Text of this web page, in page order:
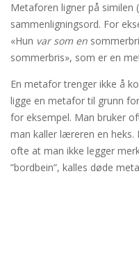
Metaforen ligner på similen
sammenligningsord. For
«Hun var som en
sommerbris», som er en
En metafor trenger ikke å
ligge en metafor til grunn
for eksempel. Man bruker
man kaller læreren en
ofte at man ikke legger
”bordbein”, kalles døde